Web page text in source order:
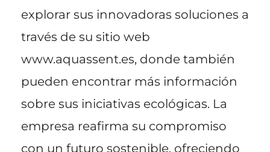
explorar sus innovadoras soluciones a
través de su sitio web
www.aquassent.es, donde también
pueden encontrar más información
sobre sus iniciativas ecológicas. La
empresa reafirma su compromiso
con un futuro sostenible, ofreciendo